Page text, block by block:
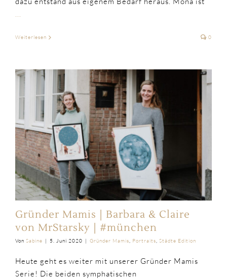
...
Weiterlesen 0
Gründer Mamis | Barbara & Claire
von MrStarsky | #münchen
Von Sabine | 5. Juni 2020 | Gründer Mamis, Portraits, Städte Edition
Heute geht es weiter mit unserer Gründer Mamis
Serie! Die beiden symphatischen